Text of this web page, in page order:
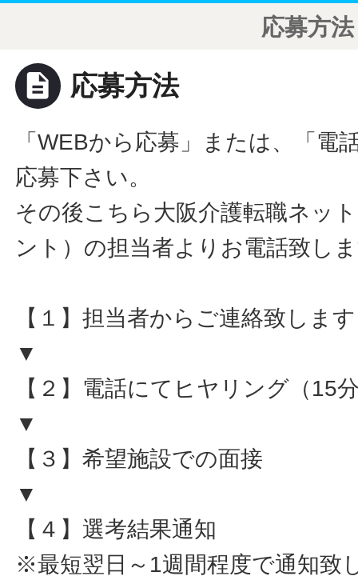
応募方法
description 応募方法
「WEBから応募」または、「電
応募下さい。
その後こちら大阪介護転職ネッ
ント）の担当者よりお電話致し
【１】担当者からご連絡致します
▼
【２】電話にてヒヤリング（15
▼
【３】希望施設での面接
▼
【４】選考結果通知
※最短翌日～1週間程度で通知致